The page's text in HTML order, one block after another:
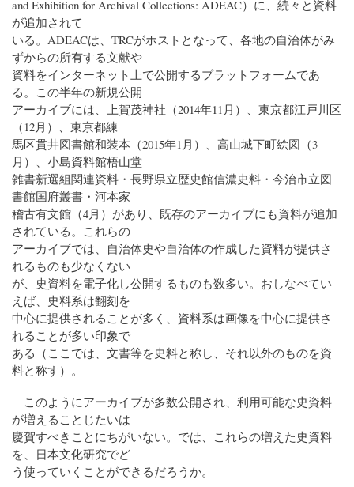
and Exhibition for Archival Collections: ADEAC）に、続々と資料
が追加されて
いる。ADEACは、TRCがホストとなって、各地の自治体がみ
ずからの所有する文献や
資料をインターネット上で公開するプラットフォームであ
る。この半年の新規公開
アーカイブには、上賀茂神社（2014年11月）、東京都江戸川区
（12月）、東京都練
馬区貫井図書館和装本（2015年1月）、高山城下町絵図（3
月）、小島資料館梧山堂
雑書新選組関連資料・長野県立歴史館信濃史料・今治市立図
書館国府叢書・河本家
稽古有文館（4月）があり、既存のアーカイブにも資料が追加
されている。これらの
アーカイブでは、自治体史や自治体の作成した資料が提供さ
れるものも少なくない
が、史資料を電子化し公開するものも数多い。おしなべてい
えば、史料系は翻刻を
中心に提供されることが多く、資料系は画像を中心に提供さ
れることが多い印象で
ある（ここでは、文書等を史料と称し、それ以外のものを資
料と称す）。
このようにアーカイブが多数公開され、利用可能な史資料
が増えることじたいは
慶賀すべきことにちがいない。では、これらの増えた史資料
を、日本文化研究でど
う使っていくことができるだろうか。